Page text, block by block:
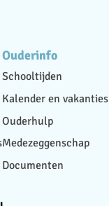
Ouderinfo
Schooltijden
Kalender en vakanties
Ouderhulp
Medezeggenschap
Documenten